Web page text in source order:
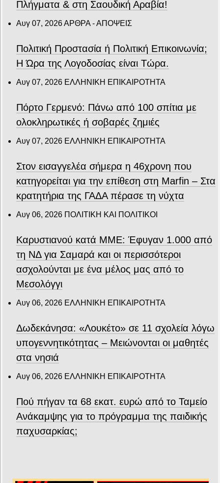
Πλήγματα & στη Σαουδική Αραβία!
Αυγ 07, 2026ΑΡΘΡΑ - ΑΠΟΨΕΙΣ
Πολιτική Προστασία ή Πολιτική Επικοινωνία;
Η Ώρα της Λογοδοσίας είναι Τώρα.
Αυγ 07, 2026 ΕΛΛΗΝΙΚΗ ΕΠΙΚΑΙΡΟΤΗΤΑ
Πόρτο Γερμενό: Πάνω από 100 σπίτια με
ολοκληρωτικές ή σοβαρές ζημιές
Αυγ 07, 2026 ΕΛΛΗΝΙΚΗ ΕΠΙΚΑΙΡΟΤΗΤΑ
Στον εισαγγελέα σήμερα η 46χρονη που
κατηγορείται για την επίθεση στη Marfin – Στα
κρατητήρια της ΓΑΔΑ πέρασε τη νύχτα
Αυγ 06, 2026 ΠΟΛΙΤΙΚΗ ΚΑΙ ΠΟΛΙΤΙΚΟΙ
Καρυστιανού κατά ΜΜΕ: Έφυγαν 1.000 από
τη ΝΔ για Σαμαρά και οι περισσότεροι
ασχολούνται με ένα μέλος μας από το
Μεσολόγγι
Αυγ 06, 2026 ΕΛΛΗΝΙΚΗ ΕΠΙΚΑΙΡΟΤΗΤΑ
Δωδεκάνησα: «Λουκέτο» σε 11 σχολεία λόγω
υπογεννητικότητας – Μειώνονται οι μαθητές
στα νησιά
Αυγ 06, 2026 ΕΛΛΗΝΙΚΗ ΕΠΙΚΑΙΡΟΤΗΤΑ
Πού πήγαν τα 68 εκατ. ευρώ από το Ταμείο
Ανάκαμψης για το πρόγραμμα της παιδικής
παχυσαρκίας;